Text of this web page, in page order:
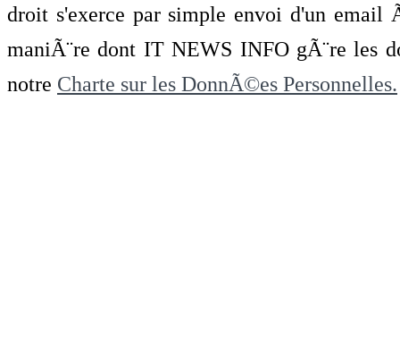
droit s'exerce par simple envoi d'un
maniÃ¨re dont IT NEWS INFO gÃ¨re les
notre Charte sur les DonnÃ©es Personnelles.